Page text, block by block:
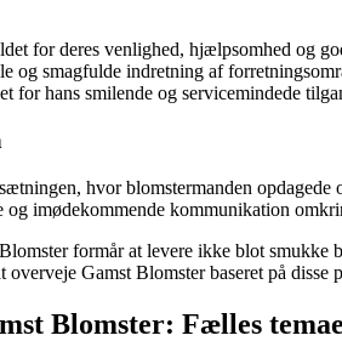
for deres venlighed, hjælpsomhed og
og smagfulde indretning af
for hans smilende og servicemindede
hvor blomstermanden opdagede
og imødekommende kommunikation
formår at levere ikke blot
Gamst Blomster baseret på disse
Blomster: Fælles